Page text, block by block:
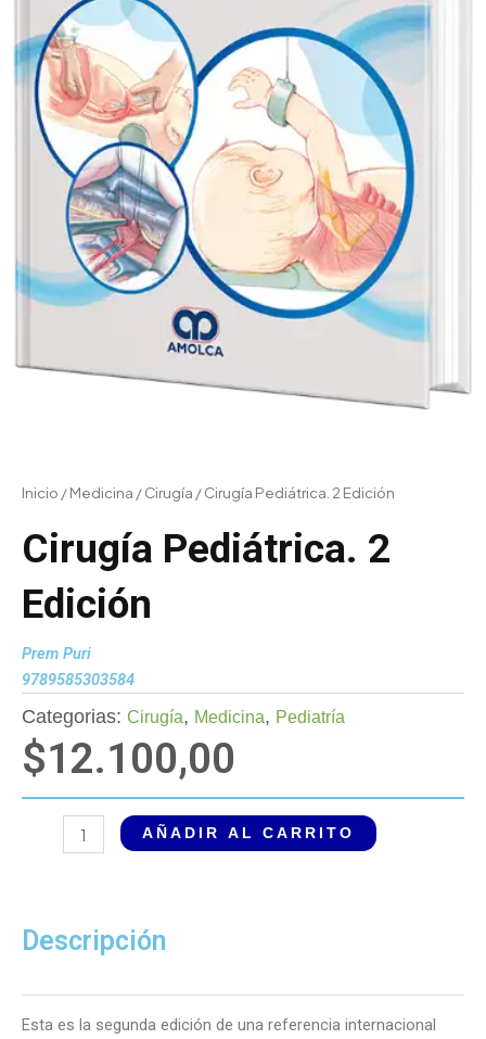
Inicio /Medicina /Cirugía / Cirugía Pediátrica. 2 Edición
Cirugía Pediátrica. 2
Edición
Prem Puri
9789585303584
Categorias: Cirugía, Medicina, Pediatría
$12.100,00
Pediátrica.
cantidad
AÑADIR AL CARRITO
Descripción
Esta es la segunda edición de una referencia internacional